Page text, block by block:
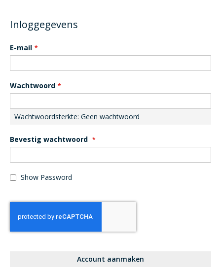
Inloggegevens
E-mail
Wachtwoord
Wachtwoordsterkte: Geen wachtwoord
Bevestig wachtwoord
Show Password
Account aanmaken